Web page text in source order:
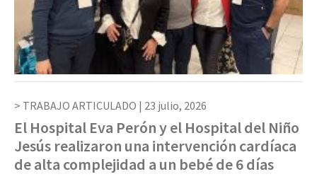
TRABAJO ARTICULADO | 23 julio, 2026
El Hospital Eva Perón y el Hospital del Niño
Jesús realizaron una intervención cardíaca
de alta complejidad a un bebé de 6 días